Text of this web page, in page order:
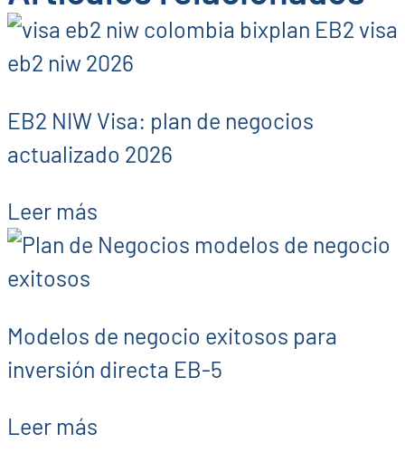
EB2 NIW Visa: plan de negocios
actualizado 2026
Leer más
Modelos de negocio exitosos para
inversión directa EB-5
Leer más